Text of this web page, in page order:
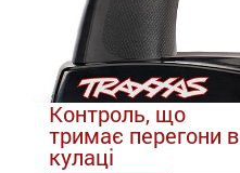
Контроль, що
тримає перегони в
кулаці